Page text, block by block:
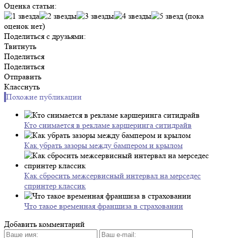
Оценка статьи:
(пока
оценок нет)
Поделиться с друзьями:
Твитнуть
Поделиться
Поделиться
Отправить
Класснуть
Похожие публикации
Кто снимается в рекламе каршеринга ситидрайв
Как убрать зазоры между бампером и крылом
Как сбросить межсервисный интервал на мерседес
спринтер классик
Что такое временная франшиза в страховании
Добавить комментарий